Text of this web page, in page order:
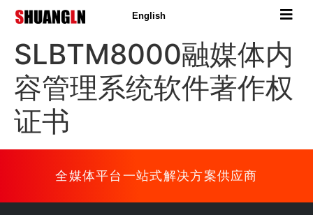
English
SLBTM8000融媒体内
容管理系统软件著作权
证书
全媒体平台一站式解决方案供应商